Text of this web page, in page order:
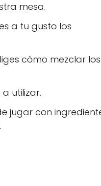
mesa.
a tu gusto los
cómo mezclar los
utilizar.
jugar con